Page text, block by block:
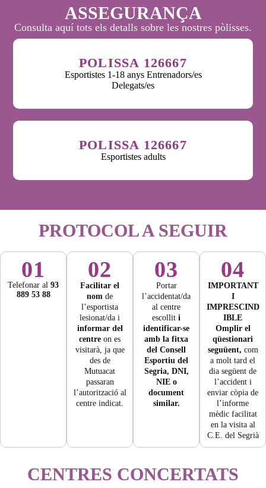
ASSEGURANÇA
Consulta aquí tots els detalls sobre les nostres pòlisses.
POLISSA 126667
Esportistes 1-18 anys Entrenadors/es
Delegats/es
POLISSA 126667
Esportistes adults
PROTOCOL A SEGUIR
01
Telefonar al 93
889 53 88
02
Facilitar el
nom de
l’esportista
lesionat/da i
informar del
centre on es
visitarà, ja que
des de
Mutuacat
passaran
l’autorització al
centre indicat.
03
Portar
l’accidentat/da
al centre
escollit i
identificar-se
amb la fitxa
del Consell
Esportiu del
Segria, DNI,
NIE o
document
similar.
04
IMPORTANT
I
IMPRESCIND
IBLE
Omplir el
qüestionari
seguüent, com
a molt tard el
dia següent de
l’accident i
enviar còpia de
l’informe
mèdic facilitat
en la visita al
C.E. del Segrià
CENTRES CONCERTATS